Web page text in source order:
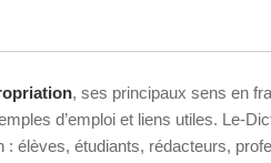
, ses principaux sens en
d’emploi et liens utiles. Le-
élèves, étudiants, rédacteurs,